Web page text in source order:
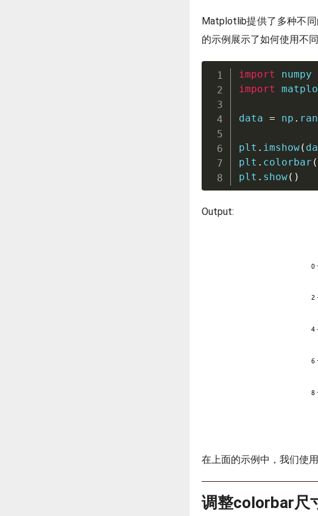
Matplotlib提供了多种不
的示例展示了如何使用不
import numpy
import
data = np .
plt . imshow(
plt . colorbar (
plt . show( )
Output:
在上面的示例中，我们使用
调整colorbar尺